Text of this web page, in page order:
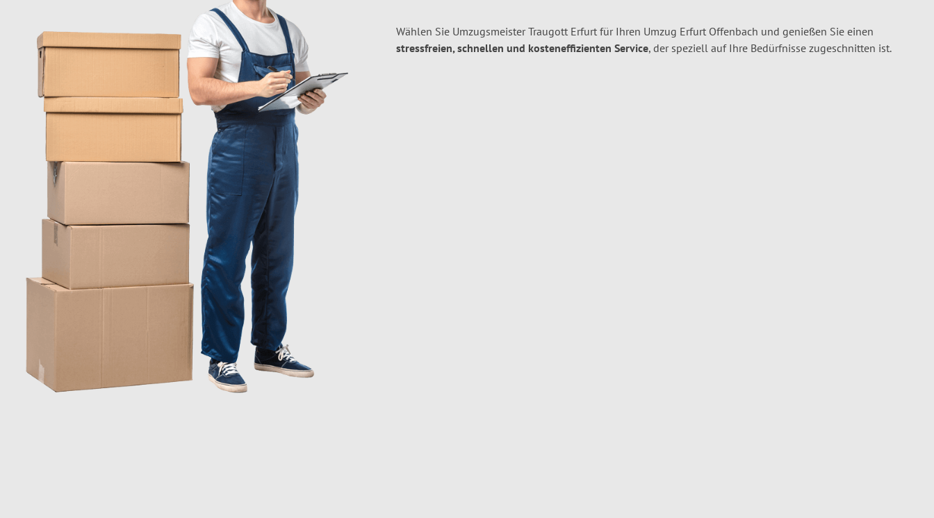
Wählen Sie Umzugsmeister Traugott Erfurt für Ihren Umzug Erfurt Offenbach und genießen Sie einen
stressfreien, schnellen und kosteneffizienten Service, der speziell auf Ihre Bedürfnisse zugeschnitten ist.